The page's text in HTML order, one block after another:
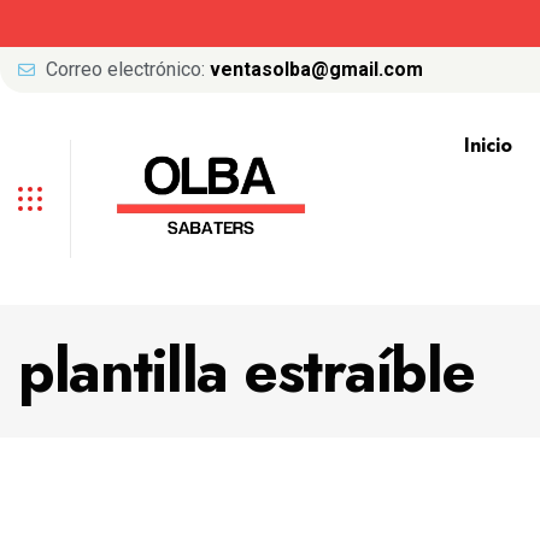
Correo electrónico: ventasolba@gmail.com
Inicio
plantilla estraíble